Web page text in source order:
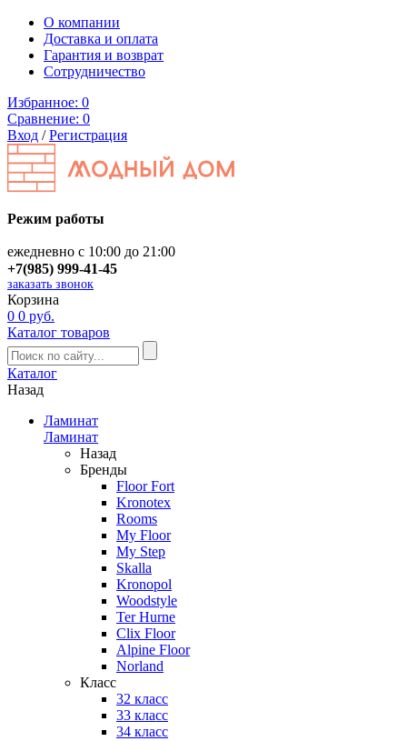
О компании
Доставка и оплата
Гарантия и возврат
Сотрудничество
Избранное: 0
Сравнение: 0
Вход /Регистрация
Режим работы
ежедневно с 10:00 до 21:00
+7(985) 999-41-45
заказать звонок
Корзина
0 0 руб.
Каталог товаров
Каталог
Назад
Ламинат
Ламинат
Назад
Бренды
Floor Fort
Kronotex
Rooms
My Floor
My Step
Skalla
Kronopol
Woodstyle
Ter Hurne
Clix Floor
Alpine Floor
Norland
Класс
32 класс
33 класс
34 класс